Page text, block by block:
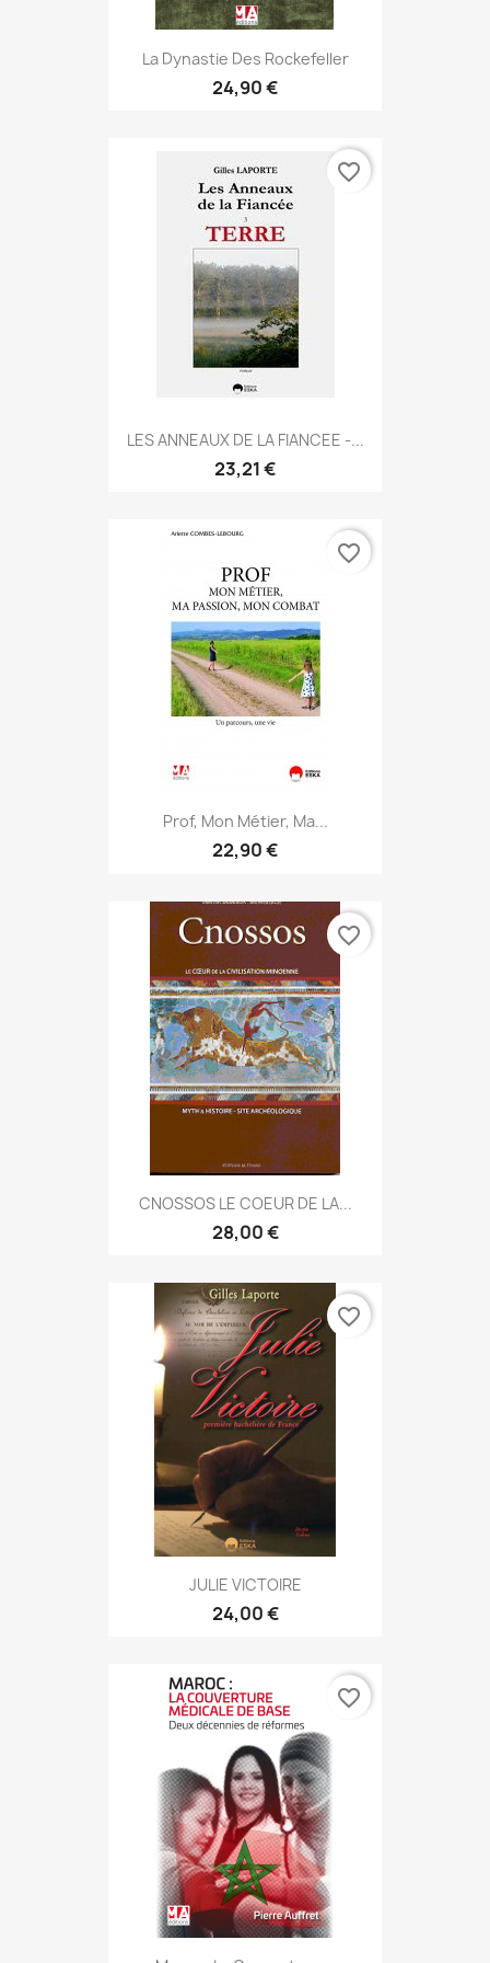
La Dynastie Des Rockefeller
24,90 €
LES ANNEAUX DE LA FIANCEE -...
23,21 €
favorite_border
Prof, Mon Métier, Ma...
22,90 €
favorite_border
CNOSSOS LE COEUR DE LA...
28,00 €
favorite_border
JULIE VICTOIRE
24,00 €
favorite_border
favorite_border